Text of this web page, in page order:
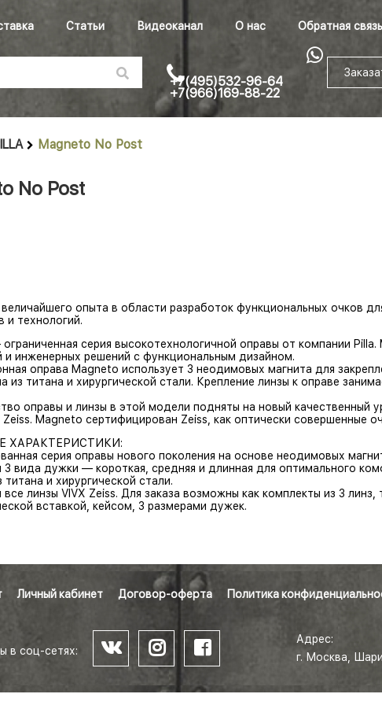
Статьи Видеоканал О нас Обратная связь
+7(495)532-96-64
+7(966)169-88-22
Magneto No Post
No Post
опыта в области разработок функциональных очков
и технологий.
серия высокотехнологичной оправы от компании
и инженерных решений с функциональным дизайном.
оправа Magneto использует 3 неодимовых магнита для
из титана и хирургической стали. Крепление линзы к оправе
оправы и линзы в этой модели подняты на новый качественный
Zeiss. Magneto сертифицирован Zeiss, как оптически совершенные
ХАРАКТЕРИСТИКИ:
серия оправы нового поколения на основе неодимовых
3 вида дужки — короткая, средняя и длинная для оптимального
титана и хирургической стали.
линзы VIVX Zeiss. Для заказа возможны как комплекты из 3 линз,
вставкой, кейсом, 3 размерами дужек.
Личный кабинет Договор-оферта Политика
в соц-сетях:
Адрес:
г. Москва,